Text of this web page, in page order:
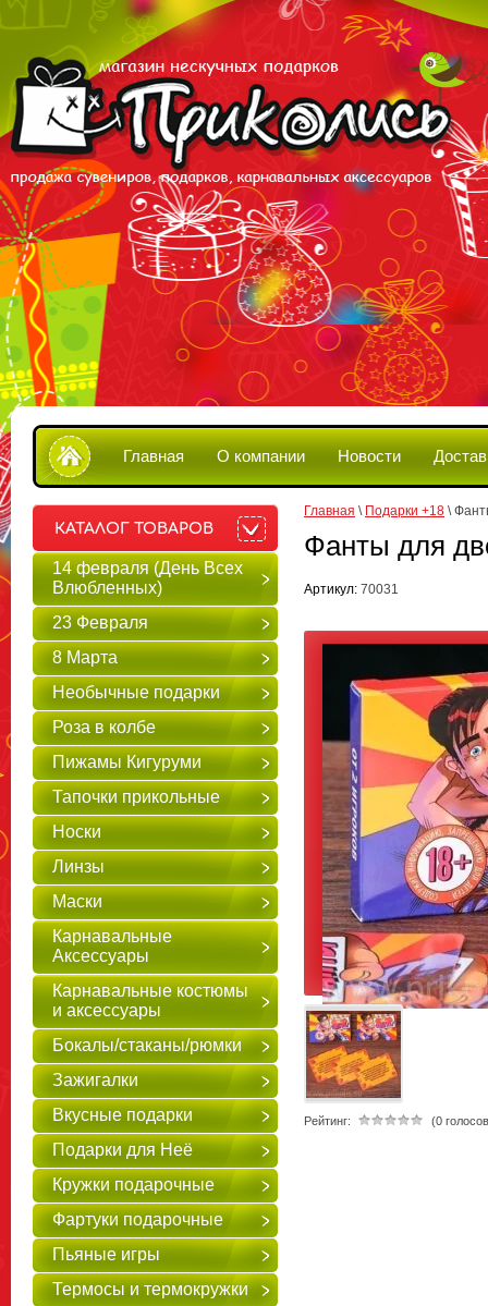
Главная О компании Новости
КАТАЛОГ ТОВАРОВ
14 февраля (День Всех
Влюбленных)
23 Февраля
8 Марта
Необычные подарки
Роза в колбе
Пижамы Кигуруми
Тапочки прикольные
Носки
Линзы
Маски
Карнавальные
Аксессуары
Карнавальные костюмы
и аксессуары
Бокалы/стаканы/рюмки
Зажигалки
Вкусные подарки
Подарки для Неё
Кружки подарочные
Фартуки подарочные
Пьяные игры
Термосы и термокружки
Главная \ Подарки +18 \
Фанты для
Артикул: 70031
Рейтинг: (0